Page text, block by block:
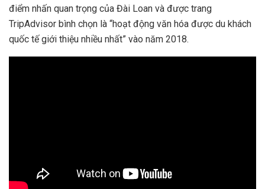
điểm nhấn quan trọng của Đài Loan và được trang
TripAdvisor bình chọn là “hoạt động văn hóa được du khách
quốc tế giới thiệu nhiều nhất” vào năm 2018.